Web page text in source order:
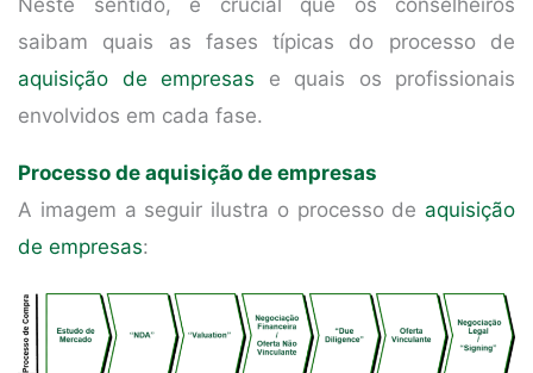
Neste sentido, é crucial que os conselheiros
saibam quais as fases típicas do processo de
aquisição de empresas e quais os profissionais
envolvidos em cada fase.
Processo de aquisição de empresas
A imagem a seguir ilustra o processo de aquisição
de empresas: